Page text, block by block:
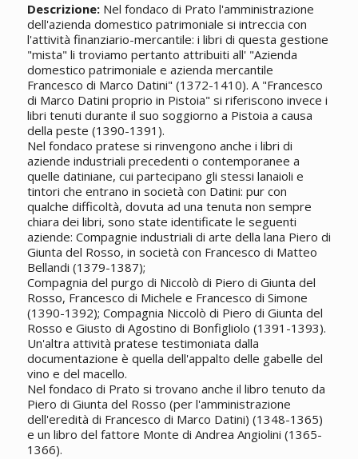
Descrizione:Nel fondaco di Prato l'amministrazione
dell'azienda domestico patrimoniale si intreccia con
l'attività finanziario-mercantile: i libri di questa gestione
"mista" li troviamo pertanto attribuiti all' "Azienda
domestico patrimoniale e azienda mercantile
Francesco di Marco Datini" (1372-1410). A "Francesco
di Marco Datini proprio in Pistoia" si riferiscono invece i
libri tenuti durante il suo soggiorno a Pistoia a causa
della peste (1390-1391).
Nel fondaco pratese si rinvengono anche i libri di
aziende industriali precedenti o contemporanee a
quelle datiniane, cui partecipano gli stessi lanaioli e
tintori che entrano in società con Datini: pur con
qualche difficoltà, dovuta ad una tenuta non sempre
chiara dei libri, sono state identificate le seguenti
aziende: Compagnie industriali di arte della lana Piero di
Giunta del Rosso, in società con Francesco di Matteo
Bellandi (1379-1387);
Compagnia del purgo di Niccolò di Piero di Giunta del
Rosso, Francesco di Michele e Francesco di Simone
(1390-1392); Compagnia Niccolò di Piero di Giunta del
Rosso e Giusto di Agostino di Bonfigliolo (1391-1393).
Un'altra attività pratese testimoniata dalla
documentazione è quella dell'appalto delle gabelle del
vino e del macello.
Nel fondaco di Prato si trovano anche il libro tenuto da
Piero di Giunta del Rosso (per l'amministrazione
dell'eredità di Francesco di Marco Datini) (1348-1365)
e un libro del fattore Monte di Andrea Angiolini (1365-
1366).